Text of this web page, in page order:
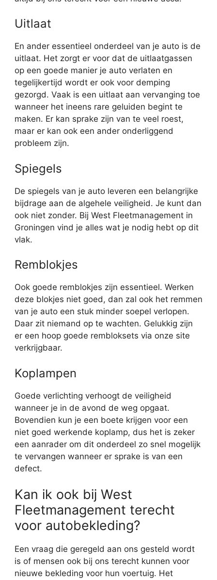
Uitlaat
En ander essentieel onderdeel van je auto is de
uitlaat. Het zorgt er voor dat de uitlaatgassen
op een goede manier je auto verlaten en
tegelijkertijd wordt er ook voor demping
gezorgd. Vaak is een uitlaat aan vervanging toe
wanneer het ineens rare geluiden begint te
maken. Er kan sprake zijn van te veel roest,
maar er kan ook een ander onderliggend
probleem zijn.
Spiegels
De spiegels van je auto leveren een belangrijke
bijdrage aan de algehele veiligheid. Je kunt dan
ook niet zonder. Bij West Fleetmanagement in
Groningen vind je alles wat je nodig hebt op dit
vlak.
Remblokjes
Ook goede remblokjes zijn essentieel. Werken
deze blokjes niet goed, dan zal ook het remmen
van je auto een stuk minder soepel verlopen.
Daar zit niemand op te wachten. Gelukkig zijn
er een hoop goede rembloksets via onze site
verkrijgbaar.
Koplampen
Goede verlichting verhoogt de veiligheid
wanneer je in de avond de weg opgaat.
Bovendien kun je een boete krijgen voor een
niet goed werkende koplamp, dus het is zeker
een aanrader om dit onderdeel zo snel mogelijk
te vervangen wanneer er sprake is van een
defect.
Kan ik ook bij West
Fleetmanagement terecht
voor autobekleding?
Een vraag die geregeld aan ons gesteld wordt
is of mensen ook bij ons terecht kunnen voor
nieuwe bekleding voor hun voertuig. Het